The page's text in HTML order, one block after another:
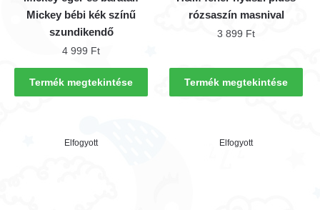
Mickey bébi kék színű
szundikendő
4 999 Ft
Termék megtekintése
rózsaszín masnival
3 899 Ft
Termék megtekintése
Elfogyott Elfogyott